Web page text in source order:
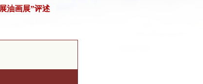
油画展”评述